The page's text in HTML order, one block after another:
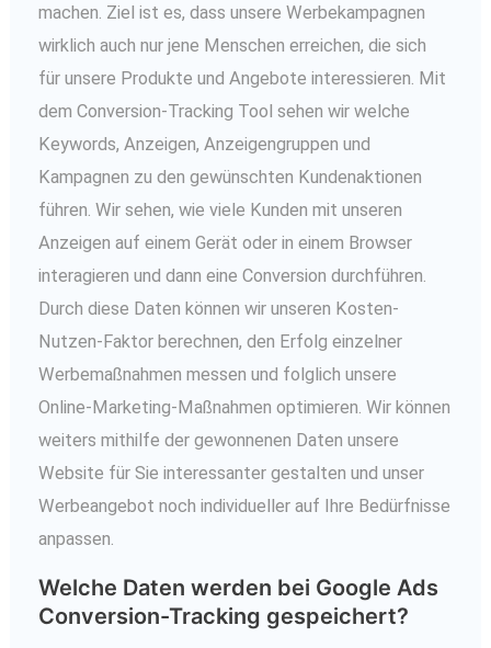
machen. Ziel ist es, dass unsere Werbekampagnen
wirklich auch nur jene Menschen erreichen, die sich
für unsere Produkte und Angebote interessieren. Mit
dem Conversion-Tracking Tool sehen wir welche
Keywords, Anzeigen, Anzeigengruppen und
Kampagnen zu den gewünschten Kundenaktionen
führen. Wir sehen, wie viele Kunden mit unseren
Anzeigen auf einem Gerät oder in einem Browser
interagieren und dann eine Conversion durchführen.
Durch diese Daten können wir unseren Kosten-
Nutzen-Faktor berechnen, den Erfolg einzelner
Werbemaßnahmen messen und folglich unsere
Online-Marketing-Maßnahmen optimieren. Wir können
weiters mithilfe der gewonnenen Daten unsere
Website für Sie interessanter gestalten und unser
Werbeangebot noch individueller auf Ihre Bedürfnisse
anpassen.
Welche Daten werden bei Google Ads
Conversion-Tracking gespeichert?